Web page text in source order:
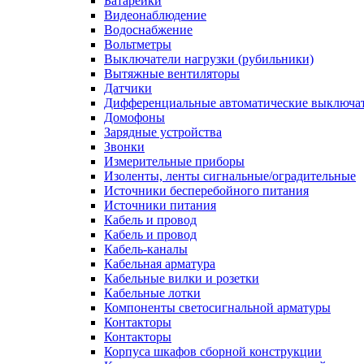
Видеонаблюдение
Водоснабжение
Вольтметры
Выключатели нагрузки (рубильники)
Вытяжные вентиляторы
Датчики
Дифференциальные автоматические
Домофоны
Зарядные устройства
Звонки
Измерительные приборы
Изоленты, ленты сигнальные/оградительные
Источники бесперебойного питания
Источники питания
Кабель и провод
Кабель и провод
Кабель-каналы
Кабельная арматура
Кабельные вилки и розетки
Кабельные лотки
Компоненты светосигнальной арматуры
Контакторы
Контакторы
Корпуса шкафов сборной конструкции